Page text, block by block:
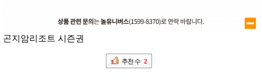
곤지암리조트 시즌권
추천 수 2